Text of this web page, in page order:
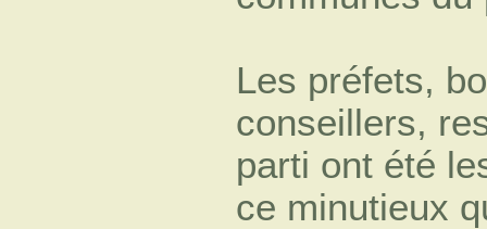
Les préfets,
conseillers,
parti ont été
ce minutieux